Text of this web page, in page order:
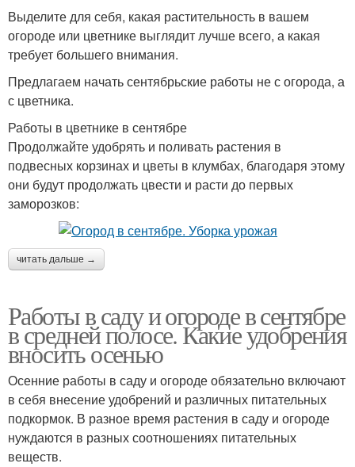
Выделите для себя, какая растительность в вашем
огороде или цветнике выглядит лучше всего, а какая
требует большего внимания.
Предлагаем начать сентябрьские работы не с огорода, а
с цветника.
Работы в цветнике в сентябре
Продолжайте удобрять и поливать растения в
подвесных корзинах и цветы в клумбах, благодаря этому
они будут продолжать цвести и расти до первых
заморозков:
читать дальше →
Работы в саду и огороде в сентябре
в средней полосе. Какие удобрения
вносить осенью
Осенние работы в саду и огороде обязательно включают
в себя внесение удобрений и различных питательных
подкормок. В разное время растения в саду и огороде
нуждаются в разных соотношениях питательных
веществ.